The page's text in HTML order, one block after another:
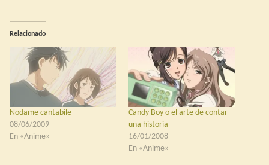
Relacionado
Nodame cantabile
08/06/2009
En «Anime»
Candy Boy o el arte de contar
una historia
16/01/2008
En «Anime»